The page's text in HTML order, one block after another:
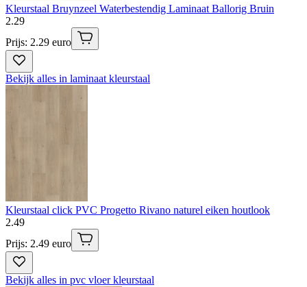
Kleurstaal Bruynzeel Waterbestendig Laminaat Ballorig Bruin
2.29
Prijs: 2.29 euro
Bekijk alles in laminaat kleurstaal
Kleurstaal click PVC Progetto Rivano naturel eiken houtlook
2.49
Prijs: 2.49 euro
Bekijk alles in pvc vloer kleurstaal